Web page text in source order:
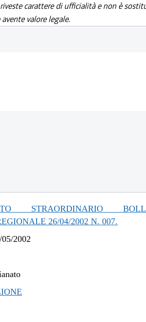
carattere di ufficialità e non è
valore legale.
STRAORDINARIO
26/04/2002 N. 007.
2002